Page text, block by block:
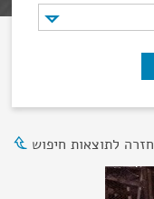
חזרה לתוצאות חיפוש